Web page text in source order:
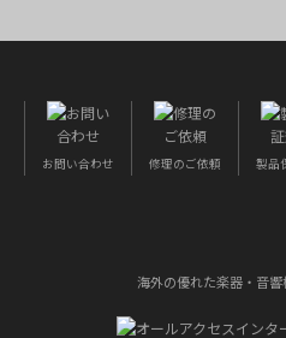
海外の優れた楽器・音
お問い合わせ 修理のご依頼 製品